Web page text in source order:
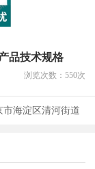
品技术规格
浏览次数： 550次
市海淀区清河街道